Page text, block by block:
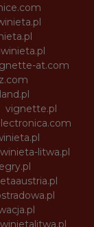
at.com
vignette.pl
winieta-litwa.pl
winietalitwa.pl